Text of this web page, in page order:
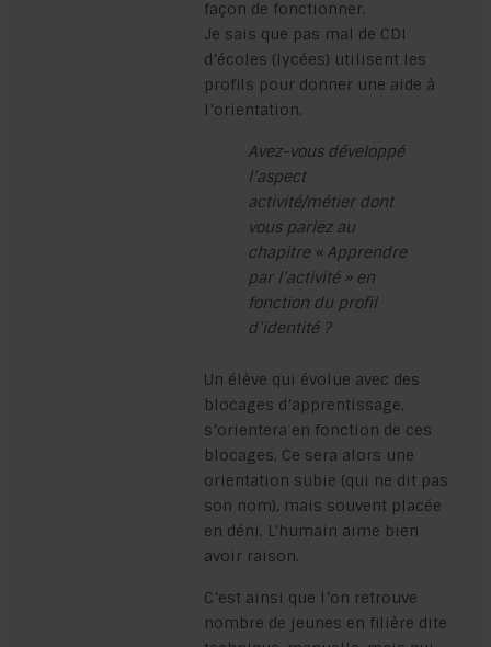
façon de fonctionner.
Je sais que pas mal de CDI
d’écoles (lycées) utilisent les
profils pour donner une aide à
l’orientation.
Avez-vous développé
l’aspect
activité/métier dont
vous parlez au
chapitre « Apprendre
par l’activité » en
fonction du profil
d’identité ?
Un élève qui évolue avec des
blocages d’apprentissage,
s’orientera en fonction de ces
blocages. Ce sera alors une
orientation subie (qui ne dit pas
son nom), mais souvent placée
en déni. L’humain aime bien
avoir raison.
C’est ainsi que l’on retrouve
nombre de jeunes en filière dite